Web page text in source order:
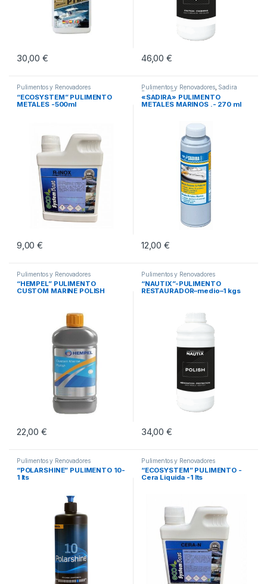
30,00€ 46,00€
Pulimentos y Renovadores
“ECOSYSTEM” PULIMENTO
METALES -500ml
9,00€
Pulimentos y Renovadores, Sadira
Productos Técnicos
«SADIRA» PULIMENTO
METALES MARINOS .- 270 ml
12,00€
Pulimentos y Renovadores
“HEMPEL” PULIMENTO
CUSTOM MARINE POLISH
22,00€
Pulimentos y Renovadores
“NAUTIX”-PULIMENTO
RESTAURADOR–medio–1 kgs
34,00€
Pulimentos y Renovadores
“POLARSHINE” PULIMENTO 10-
1 lts
Pulimentos y Renovadores
“ECOSYSTEM” PULIMENTO -
Cera Liquida -1 lts